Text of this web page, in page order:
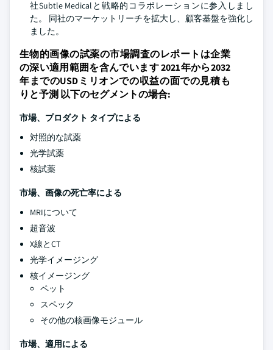
社Subtle Medicalと戦略的コラボレーションに参入しまし
た。 同社のマーケットリーチを拡大し、顧客基盤を強化し
ました。
生物的画像の試薬の市場調査のレポートは企業
の深い適用範囲を含んでいます 2021年から2032
年までのUSDミリオンでの収益の面での見積も
りと予測 以下のセグメントの場合:
市場、プロダクト タイプによる
対照的な試薬
光学試薬
核試薬
市場、画像の死亡率による
MRIについて
超音波
X線とCT
光学イメージング
核イメージング
ペット
スペック
その他の核画像モジュール
市場、適用による